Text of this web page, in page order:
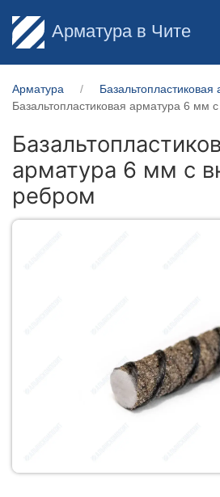
Арматура в Чите
Арматура
Базальтопластиковая
Базальтопластиковая арматура 6 мм
арматура 6 мм с
ребром